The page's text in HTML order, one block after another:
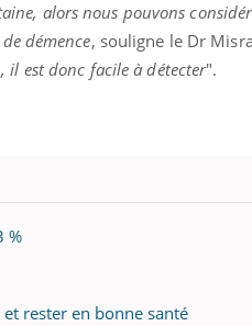
alors nous pouvons
démence, souligne le Dr
il est donc facile à détecter".
%
rester en bonne santé
tout nouveau
Nos mains